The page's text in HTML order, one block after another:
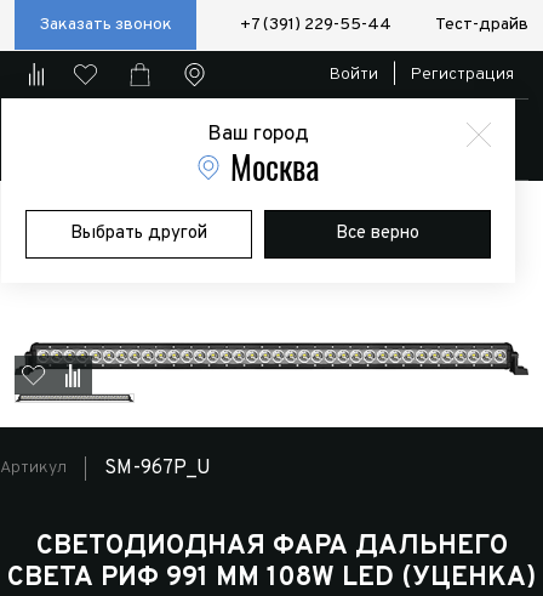
Заказать звонок +7 (391) 229-55-44 Тест-драйв
Ваш город
Москва
Выбрать другой Все верно
Войти Регистрация
Главная Магазин Дополнительное оборудование
Доп.
Светодиодная фара дальнего света РИФ 991 мм 108W LED
(уценка)
Артикул SM-967P_U
СВЕТОДИОДНАЯ ФАРА ДАЛЬНЕГО
СВЕТА РИФ 991 ММ 108W LED (УЦЕНКА)